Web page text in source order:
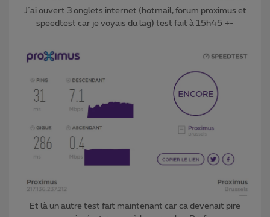
J´ai ouvert 3 onglets internet (hotmail, forum proximus et
speedtest car je voyais du lag) test fait à 15h45 +-
Et là un autre test fait maintenant car ca devenait pire